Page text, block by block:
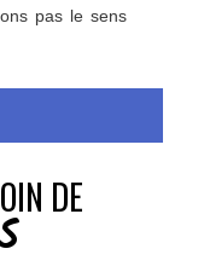
pas le sens
DE